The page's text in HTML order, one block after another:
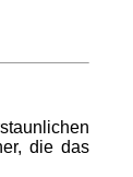
die das